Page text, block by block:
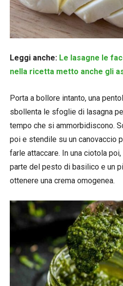
Leggi anche: Le lasagne le
nella ricetta metto anche gli
Porta a bollore intanto, una
sbollenta le sfoglie di lasagna
tempo che si ammorbidiscono.
poi e stendile su un canovaccio
farle attaccare. In una ciotola
parte del pesto di basilico e un
ottenere una crema omogenea.